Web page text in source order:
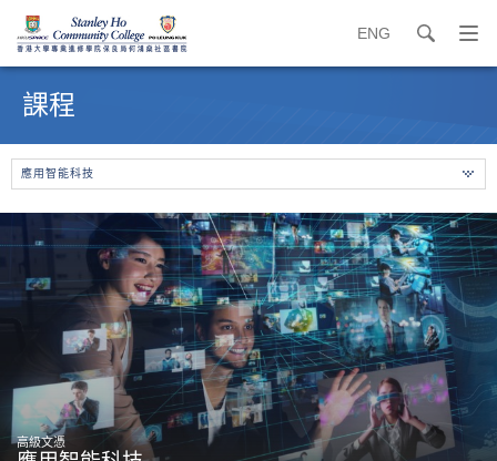
ENG search
打
開
始
課程
應用智能科技
高級文憑